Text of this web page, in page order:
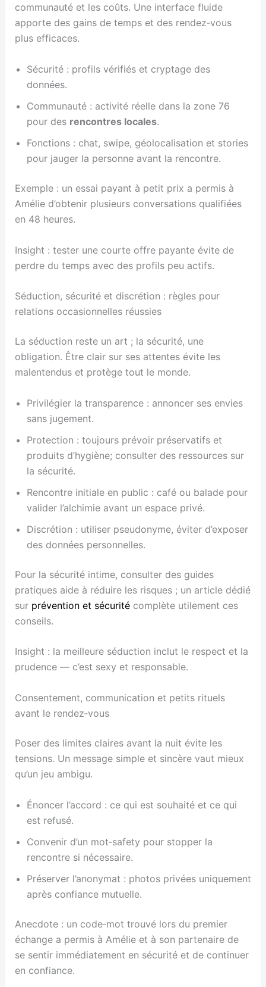
communauté et les coûts. Une interface fluide
apporte des gains de temps et des rendez‑vous
plus efficaces.
Sécurité : profils vérifiés et cryptage des
données.
Communauté : activité réelle dans la zone 76
pour des rencontres locales.
Fonctions : chat, swipe, géolocalisation et stories
pour jauger la personne avant la rencontre.
Exemple : un essai payant à petit prix a permis à
Amélie d’obtenir plusieurs conversations qualifiées
en 48 heures.
Insight : tester une courte offre payante évite de
perdre du temps avec des profils peu actifs.
Séduction, sécurité et discrétion : règles pour
relations occasionnelles réussies
La séduction reste un art ; la sécurité, une
obligation. Être clair sur ses attentes évite les
malentendus et protège tout le monde.
Privilégier la transparence : annoncer ses envies
sans jugement.
Protection : toujours prévoir préservatifs et
produits d’hygiène; consulter des ressources sur
la sécurité.
Rencontre initiale en public : café ou balade pour
valider l’alchimie avant un espace privé.
Discrétion : utiliser pseudonyme, éviter d’exposer
des données personnelles.
Pour la sécurité intime, consulter des guides
pratiques aide à réduire les risques ; un article dédié
sur prévention et sécuritécomplète utilement ces
conseils.
Insight : la meilleure séduction inclut le respect et la
prudence — c’est sexy et responsable.
Consentement, communication et petits rituels
avant le rendez‑vous
Poser des limites claires avant la nuit évite les
tensions. Un message simple et sincère vaut mieux
qu’un jeu ambigu.
Énoncer l’accord : ce qui est souhaité et ce qui
est refusé.
Convenir d’un mot‑safety pour stopper la
rencontre si nécessaire.
Préserver l’anonymat : photos privées uniquement
après confiance mutuelle.
Anecdote : un code‑mot trouvé lors du premier
échange a permis à Amélie et à son partenaire de
se sentir immédiatement en sécurité et de continuer
en confiance.